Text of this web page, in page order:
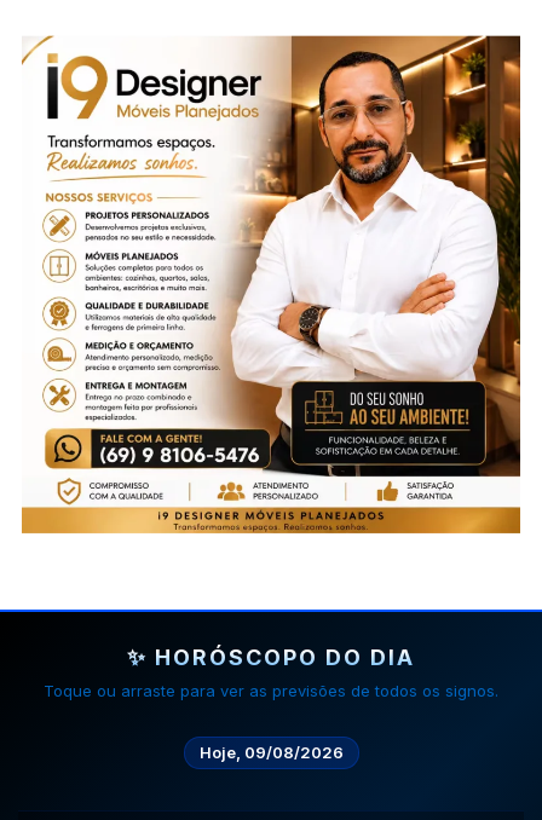
✨ HORÓSCOPO DO DIA
Toque ou arraste para ver as previsões de todos os signos.
Hoje, 09/08/2026